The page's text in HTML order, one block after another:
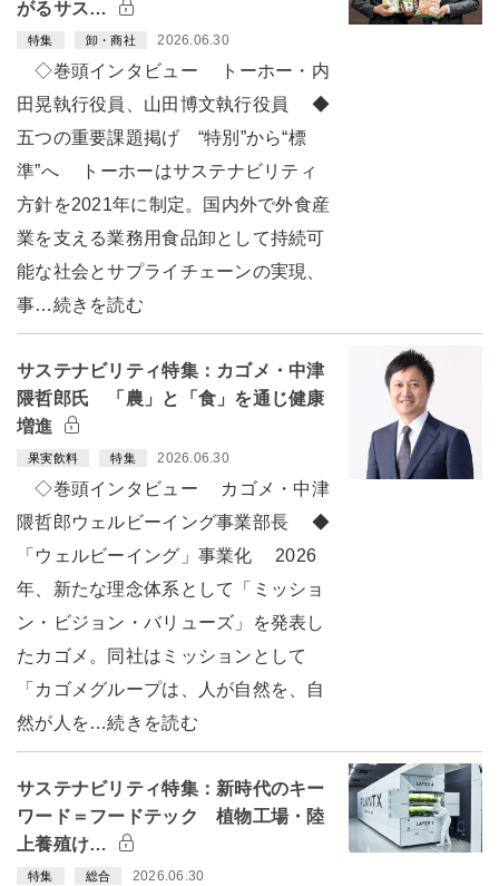
がるサス…
特集 卸・商社 2026.06.30
◇巻頭インタビュー トーホー・内
田晃執行役員、山田博文執行役員 ◆
五つの重要課題掲げ “特別”から“標
準”へ トーホーはサステナビリティ
方針を2021年に制定。国内外で外食産
業を支える業務用食品卸として持続可
能な社会とサプライチェーンの実現、
事…続きを読む
サステナビリティ特集：カゴメ・中津
隈哲郎氏 「農」と「食」を通じ健康
増進
果実飲料 特集 2026.06.30
◇巻頭インタビュー カゴメ・中津
隈哲郎ウェルビーイング事業部長 ◆
「ウェルビーイング」事業化 2026
年、新たな理念体系として「ミッショ
ン・ビジョン・バリューズ」を発表し
たカゴメ。同社はミッションとして
「カゴメグループは、人が自然を、自
然が人を…続きを読む
サステナビリティ特集：新時代のキー
ワード＝フードテック 植物工場・陸
上養殖け…
特集 総合 2026.06.30